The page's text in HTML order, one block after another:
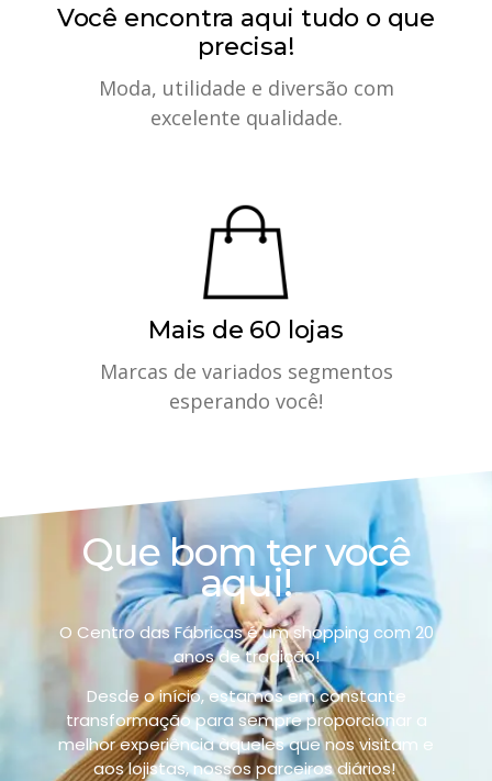
Você encontra aqui tudo o que
precisa!
Moda, utilidade e diversão com
excelente qualidade.
Mais de 60 lojas
Marcas de variados segmentos
esperando você!
Que bom ter você
aqui!
O Centro das Fábricas é um shopping com 20
anos de tradição!
Desde o início, estamos em constante
transformação para sempre proporcionar a
melhor experiência àqueles que nos visitam e
aos lojistas, nossos parceiros diários!